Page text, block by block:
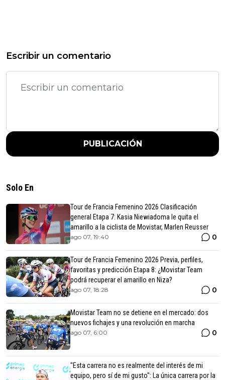
Escribir un comentario
PUBLICACIÓN
Solo En
Tour de Francia Femenino 2026 Clasificación
general Etapa 7: Kasia Niewiadoma le quita el
amarillo a la ciclista de Movistar, Marlen Reusser
ago 07, 19:40 0
Tour de Francia Femenino 2026 Previa, perfiles,
favoritas y predicción Etapa 8: ¿Movistar Team
podrá recuperar el amarillo en Niza?
ago 07, 18:28 0
Movistar Team no se detiene en el mercado: dos
nuevos fichajes y una revolución en marcha
ago 07, 6:00 0
"Esta carrera no es realmente del interés de mi
equipo, pero sí de mi gusto": La única carrera por la